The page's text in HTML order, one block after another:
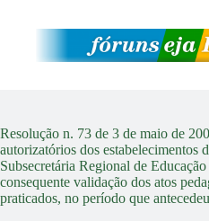
Resolução n. 73 de 3 de maio de
autorizatórios dos estabelecimentos
Subsecretária Regional de
consequente validação dos atos
praticados, no período que